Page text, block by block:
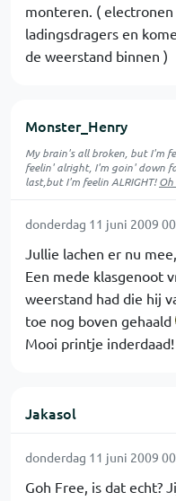
monteren. (
ladingsdragers en
de weerstand binnen )
Monster_Henry
My brain's all broken, but I'm
feelin' alright, I'm goin' down
last,but I'm feelin ALRIGHT!Oh
donderdag 11 juni 2009
Jullie lachen er nu
Een mede klasgenoot
weerstand had die hij
toe nog boven gehaald
Mooi printje inderdaad!
Jakasol
donderdag 11 juni 2009
Goh Free, is dat echt?